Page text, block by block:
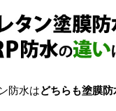
防水はどちらも塗膜